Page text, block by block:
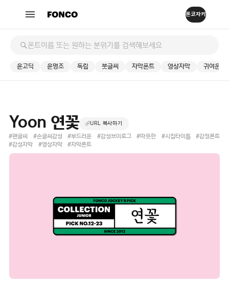
윤고딕 윤명조 독립 붓글씨 자막폰트 영상자막 귀여운
Yoon 연꽃 URL 복사하기
#펜글씨 #손글씨감성 #부드러운 #감성브이로그 #따뜻한 #시집타이틀
#감정폰트
#감성자막
#영상자막 #자막폰트